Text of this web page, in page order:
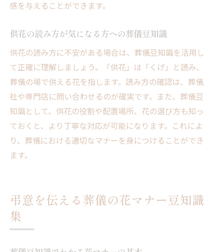
感を与えることができます。
供花の読み方が気になる方への葬儀豆知識
供花の読み方に不安がある場合は、葬儀豆知識を活用し
て正確に理解しましょう。「供花」は「くげ」と読み、
葬儀の場で供える花を指します。読み方の確認は、葬儀
社や専門店に問い合わせるのが確実です。また、葬儀豆
知識として、供花の役割や配置場所、花の選び方も知っ
ておくと、より丁寧な対応が可能になります。これによ
り、葬儀における適切なマナーを身につけることができ
ます。
弔意を伝える葬儀の花マナー豆知識
集